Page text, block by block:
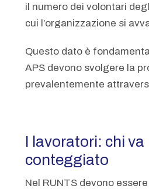
il numero dei volontari
cui l’organizzazione si
Questo dato è
APS devono svolgere la
prevalentemente
I lavoratori: chi va
conteggiato
Nel RUNTS devono